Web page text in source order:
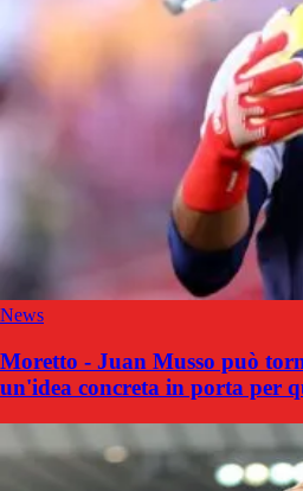
News
Moretto - Juan Musso può
un'idea concreta in porta per